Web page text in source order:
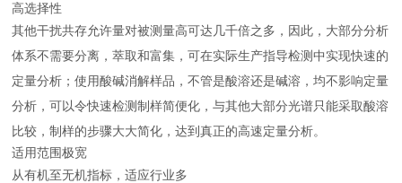
高选择性
其他干扰共存允许量对被测量高可达几千倍之多，因此，大部分分析
体系不需要分离，萃取和富集，可在实际生产指导检测中实现快速的
定量分析；使用酸碱消解样品，不管是酸溶还是碱溶，均不影响定量
分析，可以令快速检测制样简便化，与其他大部分光谱只能采取酸溶
比较，制样的步骤大大简化，达到真正的高速定量分析。
适用范围极宽
从有机至无机指标，适应行业多